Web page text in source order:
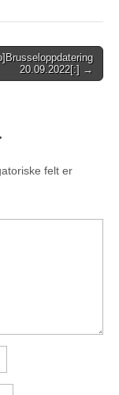
20.09.2022[:] →
felt er